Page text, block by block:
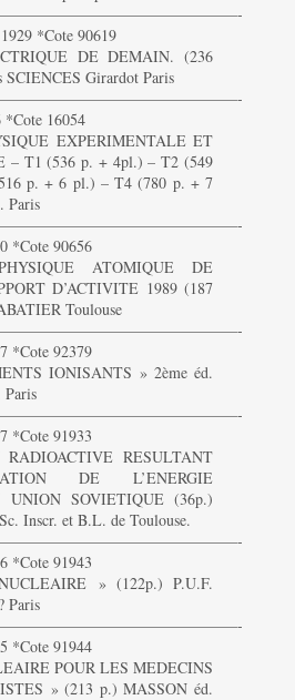
*Cote 90619
DE DEMAIN. (236
Girardot Paris
16054
EXPERIMENTALE ET
– T1 (536 p. + 4pl.) – T2 (549
p. + 6 pl.) – T4 (780 p. + 7
Paris
*Cote 90656
ATOMIQUE DE
D’ACTIVITE 1989 (187
Toulouse
*Cote 92379
IONISANTS » 2ème éd.
Paris
*Cote 91933
RESULTANT
DE L’ENERGIE
UNION SOVIETIQUE (36p.)
Inscr. et B.L. de Toulouse.
*Cote 91943
» (122p.) P.U.F.
Paris
*Cote 91944
POUR LES MEDECINS
» (213 p.) MASSON éd.